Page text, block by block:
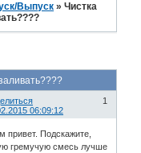
Выпуск »Чистка
1
06:09:12
привет. Подскажите,
гремучую смесь лучше